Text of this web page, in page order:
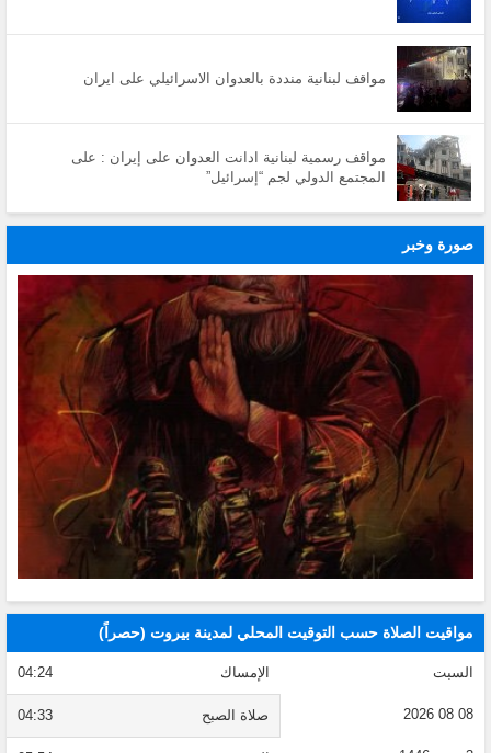
مواقف لبنانية منددة بالعدوان الاسرائيلي على ايران
مواقف رسمية لبنانية ادانت العدوان على إيران : على
المجتمع الدولي لجم “إسرائيل”
صورة وخبر
مواقيت الصلاة حسب التوقيت المحلي لمدينة بيروت (حصراً)
السبت
08 08 2026
الإمساك 04:24
صلاة الصبح 04:33